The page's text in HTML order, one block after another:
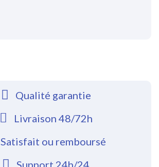
Qualité garantie
Livraison 48/72h
Satisfait ou remboursé
Support 24h/24